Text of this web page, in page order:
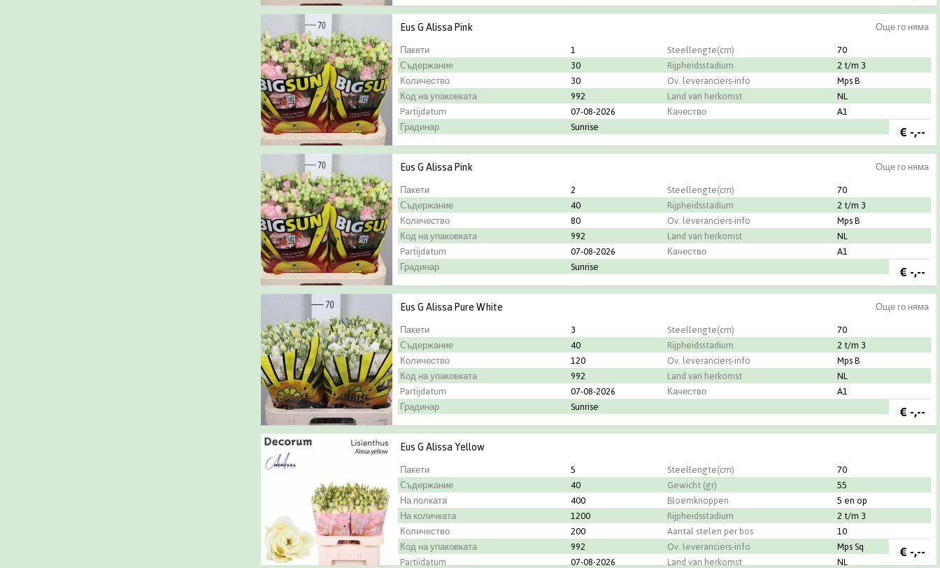
Още го няма
Eus G Alissa Pink
Пакети 1 Steellengte(cm)
70
Съдержание
30 Rijpheidsstadium
2 t/m 3
Количество
30 Ov. leveranciers-info
Mps B
Код на упаковката
992 Land van herkomst
NL
Partijdatum
07-08-2026 Качество
A1
Градинар
Sunrise € -,--
Още го няма
Eus G Alissa Pink
Пакети 2 Steellengte(cm)
70
Съдержание
40 Rijpheidsstadium
2 t/m 3
Количество
80 Ov. leveranciers-info
Mps B
Код на упаковката
992 Land van herkomst
NL
Partijdatum
07-08-2026 Качество
A1
Градинар
Sunrise € -,--
Още го няма
Eus G Alissa Pure White
Пакети 3 Steellengte(cm)
70
Съдержание
40 Rijpheidsstadium
2 t/m 3
Количество
120 Ov. leveranciers-info
Mps B
Код на упаковката
992 Land van herkomst
NL
Partijdatum
07-08-2026 Качество
A1
Градинар
Sunrise € -,--
Eus G Alissa Yellow
Пакети 5 Steellengte(cm)
70
Съдержание
40 Gewicht (gr)
55
На полката
400 Bloemknoppen
5 en op
На количката
1200 Rijpheidsstadium
2 t/m 3
Количество
200 Aantal stelen per bos
10
Код на упаковката
992 Ov. leveranciers-info
Mps Sq
Partijdatum
07-08-2026 Land van herkomst
NL
€ -,--